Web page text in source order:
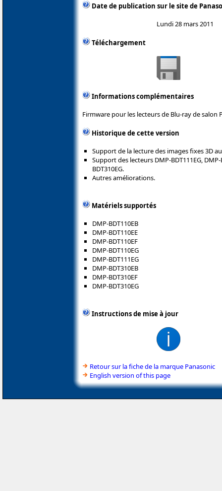
Date de publication sur le site de
Lundi 28 mars 2011
Téléchargement
Informations complémentaires
Firmware pour les lecteurs de Blu-ray de salon
Historique de cette version
Support de la lecture des images fixes 3D
Support des lecteurs DMP-BDT111EG,
BDT310EG.
Autres améliorations.
Matériels supportés
DMP-BDT110EB
DMP-BDT110EE
DMP-BDT110EF
DMP-BDT110EG
DMP-BDT111EG
DMP-BDT310EB
DMP-BDT310EF
DMP-BDT310EG
Instructions de mise à jour
Retour sur la fiche de la marque Panasonic
English version of this page